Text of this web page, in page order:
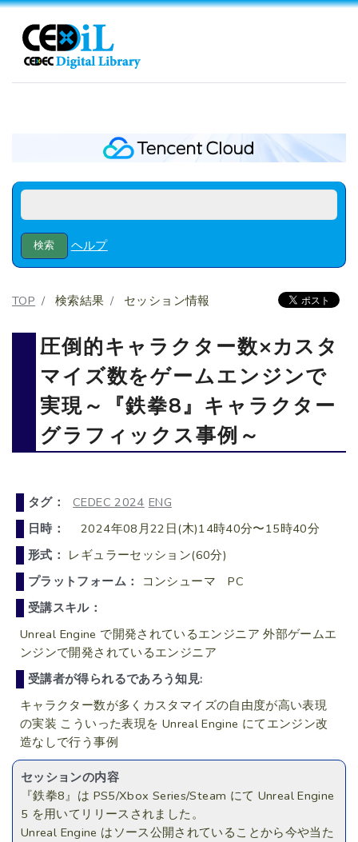
ヘルプ
TOP 検索結果 セッション情報
圧倒的キャラクター数×カスタ
マイズ数をゲームエンジンで
実現～『鉄拳8』キャラクター
グラフィックス事例～
タグ： CEDEC 2024 ENG
日時：
2024年08月22日(木)14時40分〜15時40分
形式： レギュラーセッション(60分)
プラットフォーム：
コンシューマ PC
受講スキル：
Unreal Engine で開発されているエンジニア 外部ゲームエ
ンジンで開発されているエンジニア
受講者が得られるであろう知見:
キャラクター数が多くカスタマイズの自由度が高い表現
の実装 こういった表現を Unreal Engine にてエンジン改
造なしで行う事例
セッションの内容
『鉄拳8』は PS5/Xbox Series/Steam にて Unreal Engine
5 を用いてリリースされました。
Unreal Engine はソース公開されていることから今や当た